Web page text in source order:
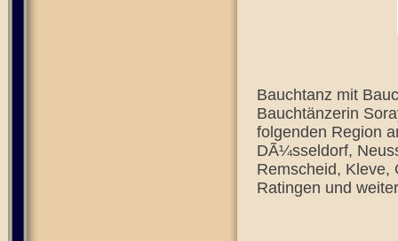
Bauchtanz mit
Bauchtänzerin
folgenden Region
DÃ¼sseldorf,
Remscheid, Kleve,
Ratingen und